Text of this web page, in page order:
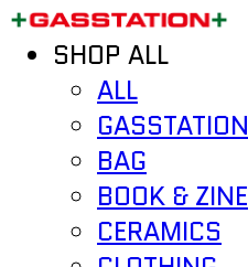
SHOP ALL
ALL
GASSTATION
BAG
BOOK & ZINE
CERAMICS